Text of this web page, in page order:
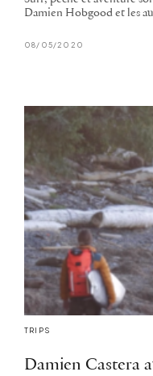
Damien Hobgood et les
08/05/2020
TRIPS
Damien Castera